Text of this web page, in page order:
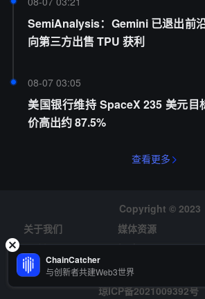
SemiAnalysis：Gemini 已退出前
向第三方出售 TPU 获利
08-07 03:05
美国银行维持 SpaceX 235 美元目
价高出约 87.5%
查看更多
Copyright © 2023
关于我们
媒体资源
风险提示
招聘
琼ICP备2021009392号
ChainCatcher
与创新者共建Web3世界